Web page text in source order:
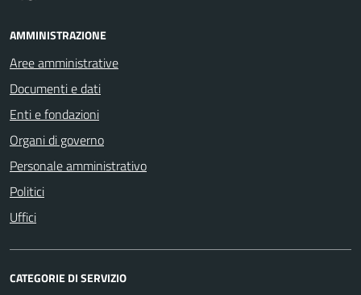
AMMINISTRAZIONE
Aree amministrative
Documenti e dati
Enti e fondazioni
Organi di governo
Personale amministrativo
Politici
Uffici
CATEGORIE DI SERVIZIO